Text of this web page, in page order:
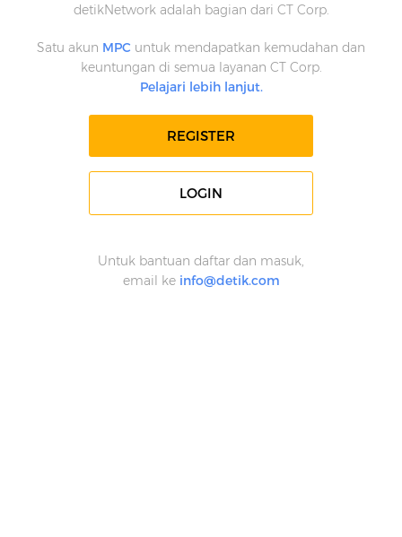
detikNetwork adalah bagian dari CT Corp.
Satu akun MPC untuk mendapatkan kemudahan dan
keuntungan di semua layanan CT Corp.
Pelajari lebih lanjut.
REGISTER
LOGIN
Untuk bantuan daftar dan masuk,
email ke info@detik.com